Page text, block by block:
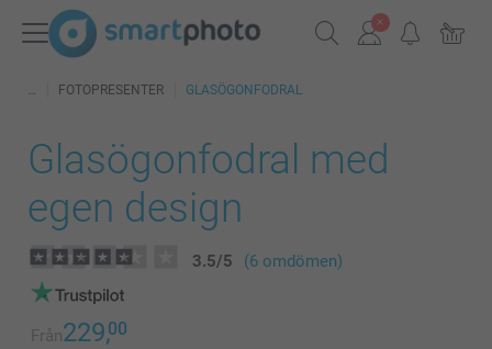
FOTOPRESENTER GLASÖGONFODRAL
Glasögonfodral med
egen design
3.5/5 (6 omdömen)
Från229,00